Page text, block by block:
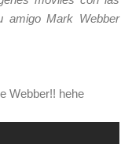
amigo Mark Webber
Webber!! hehe